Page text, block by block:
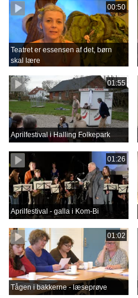
00:50
Teatret er essensen af det, børn
skal lære
01:55
Aprilfestival i Halling Folkepark
01:26
Aprilfestival - galla i Kom-Bi
01:02
Tågen i bakkerne - læseprøve